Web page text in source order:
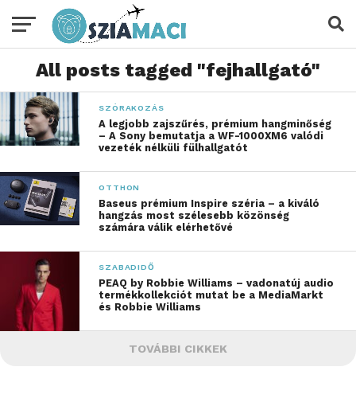
All posts tagged "fejhallgató"
SZÓRAKOZÁS
A legjobb zajszűrés, prémium hangminőség
– A Sony bemutatja a WF-1000XM6 valódi
vezeték nélküli fülhallgatót
OTTHON
Baseus prémium Inspire széria – a kiváló
hangzás most szélesebb közönség
számára válik elérhetővé
SZABADIDŐ
PEAQ by Robbie Williams – vadonatúj audio
termékkollekciót mutat be a MediaMarkt
és Robbie Williams
TOVÁBBI CIKKEK